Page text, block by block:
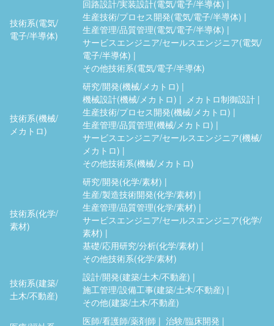
技術系(電気/
電子/半導体)
回路設計/実装設計(電気/電子/半導体)
生産技術/プロセス開発(電気/電子/半導体)
生産管理/品質管理(電気/電子/半導体)
サービスエンジニア/セールスエンジニア(電気/
電子/半導体)
その他技術系(電気/電子/半導体)
技術系(機械/
メカトロ)
研究/開発(機械/メカトロ)
機械設計(機械/メカトロ)
メカトロ制御設計
生産技術/プロセス開発(機械/メカトロ)
生産管理/品質管理(機械/メカトロ)
サービスエンジニア/セールスエンジニア(機械/
メカトロ)
その他技術系(機械/メカトロ)
技術系(化学/
素材)
研究/開発(化学/素材)
生産/製造技術開発(化学/素材)
生産管理/品質管理(化学/素材)
サービスエンジニア/セールスエンジニア(化学/
素材)
基礎/応用研究/分析(化学/素材)
その他技術系(化学/素材)
技術系(建築/
土木/不動産)
設計/開発(建築/土木/不動産)
施工管理/設備工事(建築/土木/不動産)
その他(建築/土木/不動産)
医師/看護師/薬剤師
治験/臨床開発